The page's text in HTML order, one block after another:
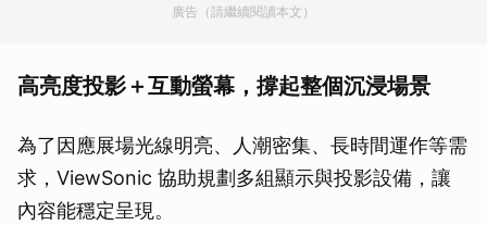
廣告（請繼續閱讀本文）
高亮度投影＋互動螢幕，撐起整個沉浸場景
為了因應展場光線明亮、人潮密集、長時間運作等需
求，ViewSonic 協助規劃多組顯示與投影設備，讓
內容能穩定呈現。